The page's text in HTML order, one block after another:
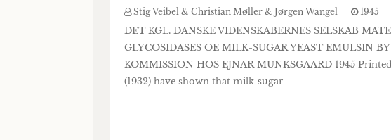
Stig Veibel & Christian Møller & Jørgen Wangel 1945
DET KGL. DANSKE VIDENSKABERNES SELSKAB
GLYCOSIDASES OE MILK-SUGAR YEAST EMULSIN
KOMMISSION HOS EJNAR MUNKSGAARD 1945
(1932) have shown that milk-sugar